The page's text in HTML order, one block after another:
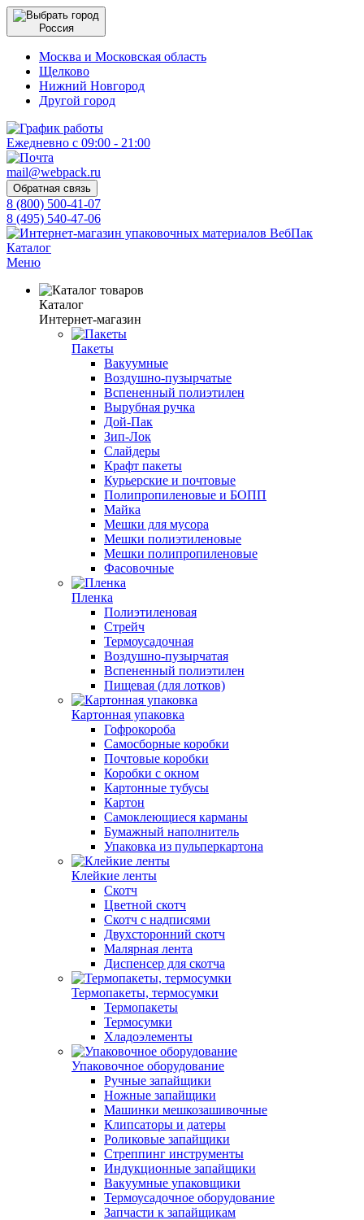
Россия
Москва и Московская область
Щелково
Нижний Новгород
Другой город
Ежедневно с 09:00 - 21:00
mail@webpack.ru
Обратная связь
8 (800) 500-41-07
8 (495) 540-47-06
Каталог
Меню
Каталог
Интернет-магазин
Пакеты
Вакуумные
Воздушно-пузырчатые
Вспененный полиэтилен
Вырубная ручка
Дой-Пак
Зип-Лок
Слайдеры
Крафт пакеты
Курьерские и почтовые
Полипропиленовые и БОПП
Майка
Мешки для мусора
Мешки полиэтиленовые
Мешки полипропиленовые
Фасовочные
Пленка
Полиэтиленовая
Стрейч
Термоусадочная
Воздушно-пузырчатая
Вспененный полиэтилен
Пищевая (для лотков)
Картонная упаковка
Гофрокороба
Самосборные коробки
Почтовые коробки
Коробки с окном
Картонные тубусы
Картон
Самоклеющиеся карманы
Бумажный наполнитель
Упаковка из пульперкартона
Клейкие ленты
Скотч
Цветной скотч
Скотч с надписями
Двухсторонний скотч
Малярная лента
Диспенсер для скотча
Термопакеты, термосумки
Термопакеты
Термосумки
Хладоэлементы
Упаковочное оборудование
Ручные запайщики
Ножные запайщики
Машинки мешкозашивочные
Клипсаторы и датеры
Роликовые запайщики
Стреппинг инструменты
Индукционные запайщики
Вакуумные упаковщики
Термоусадочное оборудование
Запчасти к запайщикам